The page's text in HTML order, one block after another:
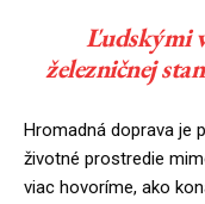
Ľudskými
železničnej
Hromadná doprava je
životné prostredie
viac hovoríme, ako